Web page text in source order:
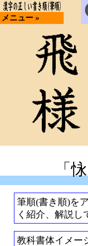
メニュー »
「
筆順(書き順)を
く紹介、解説し
教科書体イメー